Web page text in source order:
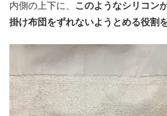
内側の上下に、
このようなシリコン
掛け布団をずれないようとめる役割